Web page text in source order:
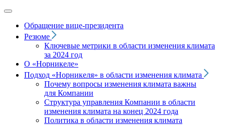
Обращение вице‑президента
Резюме
Ключевые метрики в области изменения климата
за 2024 год
О «Норникеле»
Подход «Норникеля» в области изменения климата
Почему вопросы изменения климата важны
для Компании
Структура управления Компании в области
изменения климата на конец 2024 года
Политика в области изменения климата